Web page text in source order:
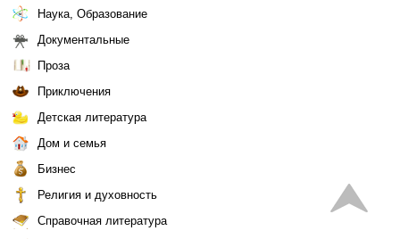
Наука, Образование
Документальные
Проза
Приключения
Детская литература
Дом и семья
Бизнес
Религия и духовность
Справочная литература